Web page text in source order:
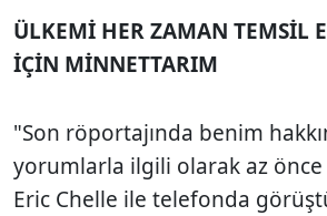
ÜLKEMİ HER ZAMAN TEMSİL
İÇİN MİNNETTARIM
"Son röportajında benim
yorumlarla ilgili olarak az
Eric Chelle ile telefonda